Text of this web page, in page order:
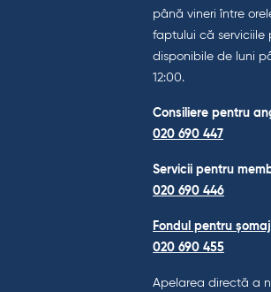
până vineri între
faptului că serviciile
disponibile de luni
12:00.
Consiliere pentru
020 690 447
Servicii pentru
020 690 446
Fondul pentru
020 690 455
Apelarea directă a